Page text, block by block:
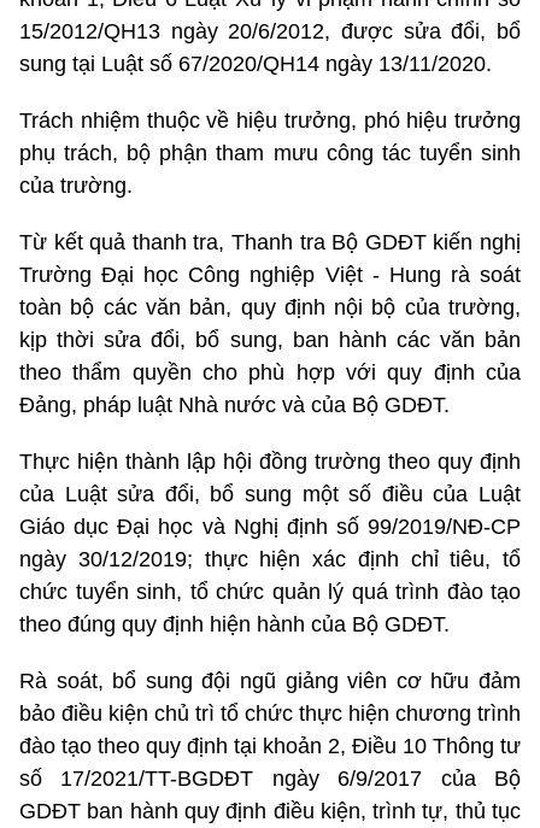
15/2012/QH13 ngày 20/6/2012, được sửa đổi, bổ
sung tại Luật số 67/2020/QH14 ngày 13/11/2020.
Trách nhiệm thuộc về hiệu trưởng, phó hiệu trưởng
phụ trách, bộ phận tham mưu công tác tuyển sinh
của trường.
Từ kết quả thanh tra, Thanh tra Bộ GDĐT kiến nghị
Trường Đại học Công nghiệp Việt - Hung rà soát
toàn bộ các văn bản, quy định nội bộ của trường,
kịp thời sửa đổi, bổ sung, ban hành các văn bản
theo thẩm quyền cho phù hợp với quy định của
Đảng, pháp luật Nhà nước và của Bộ GDĐT.
Thực hiện thành lập hội đồng trường theo quy định
của Luật sửa đổi, bổ sung một số điều của Luật
Giáo dục Đại học và Nghị định số 99/2019/NĐ-CP
ngày 30/12/2019; thực hiện xác định chỉ tiêu, tổ
chức tuyển sinh, tổ chức quản lý quá trình đào tạo
theo đúng quy định hiện hành của Bộ GDĐT.
Rà soát, bổ sung đội ngũ giảng viên cơ hữu đảm
bảo điều kiện chủ trì tổ chức thực hiện chương trình
đào tạo theo quy định tại khoản 2, Điều 10 Thông tư
số 17/2021/TT-BGDĐT ngày 6/9/2017 của Bộ
GDĐT ban hành quy định điều kiện, trình tự, thủ tục